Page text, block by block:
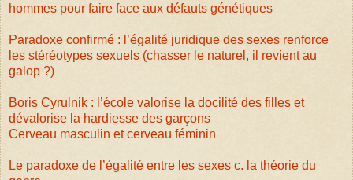
hommes pour faire face aux défauts génétiques
Paradoxe confirmé : l’égalité juridique des sexes renforce
les stéréotypes sexuels (chasser le naturel, il revient au
galop ?)
Boris Cyrulnik : l’école valorise la docilité des filles et
dévalorise la hardiesse des garçons
Cerveau masculin et cerveau féminin
Le paradoxe de l’égalité entre les sexes c. la théorie du